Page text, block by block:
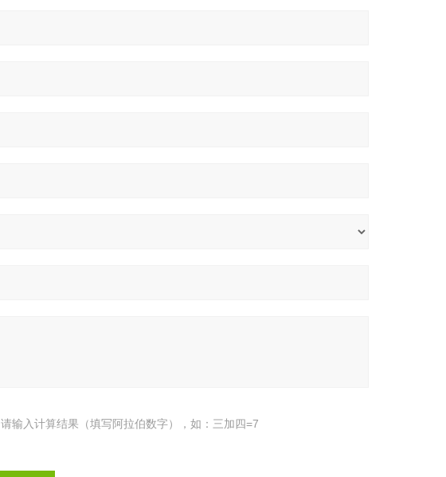
请输入计算结果（填写阿拉伯数字），如：三加四=7